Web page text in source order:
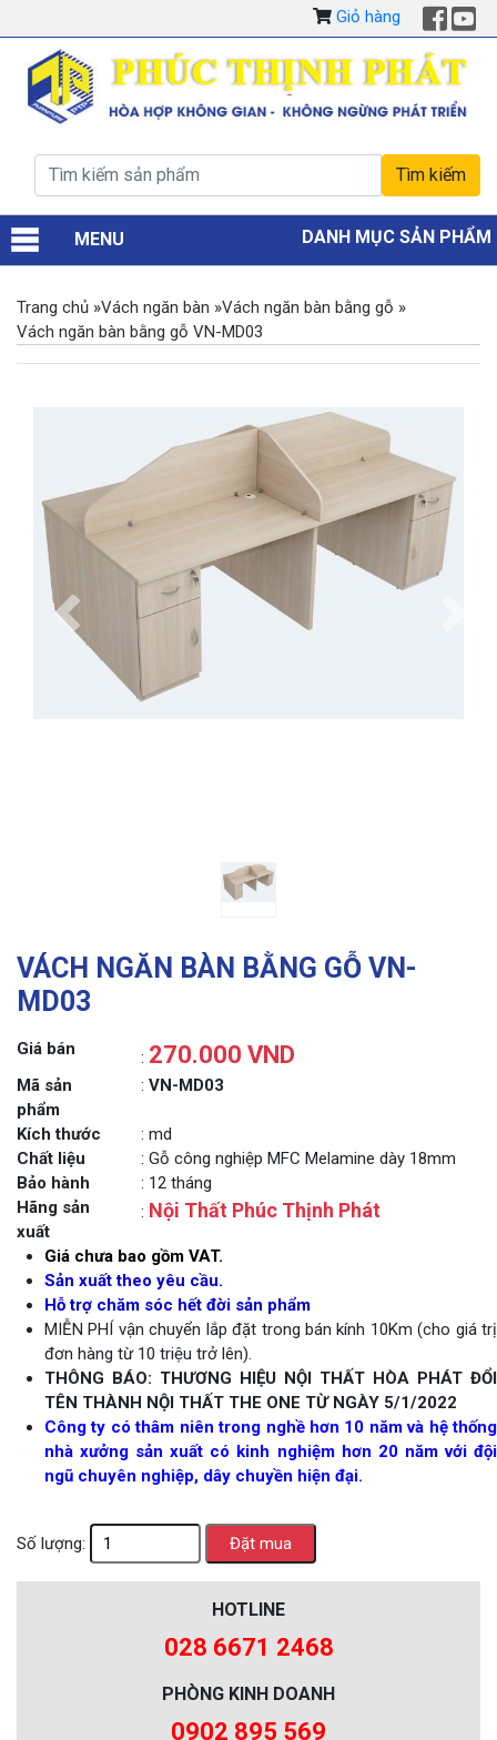
Giỏ hàng
MENU DANH MỤC SẢN PHẨM
Trang chủ »Vách ngăn bàn »Vách ngăn bàn bằng gỗ »
Vách ngăn bàn bằng gỗ VN-MD03
Previous
VÁCH NGĂN BÀN BẰNG GỖ VN-
MD03
Giá bán : 270.000 VND
Mã sản
phẩm
: VN-MD03
Kích thước
: md
Chất liệu
: Gỗ công nghiệp MFC Melamine dày 18mm
Bảo hành
: 12 tháng
Hãng sản
xuất
: Nội Thất Phúc Thịnh Phát
Giá chưa bao gồm VAT.
Sản xuất theo yêu cầu.
Hỗ trợ chăm sóc hết đời sản phẩm
MIỄN PHÍ vận chuyển lắp đặt trong bán kính 10Km (cho giá trị
đơn hàng từ 10 triệu trở lên).
THÔNG BÁO: THƯƠNG HIỆU NỘI THẤT HÒA PHÁT ĐỔI
TÊN THÀNH NỘI THẤT THE ONE TỪ NGÀY 5/1/2022
Công ty có thâm niên trong nghề hơn 10 năm và hệ thống
nhà xưởng sản xuất có kinh nghiệm hơn 20 năm với đội
ngũ chuyên nghiệp, dây chuyền hiện đại.
Số lượng:
HOTLINE
028 6671 2468
PHÒNG KINH DOANH
0902 895 569